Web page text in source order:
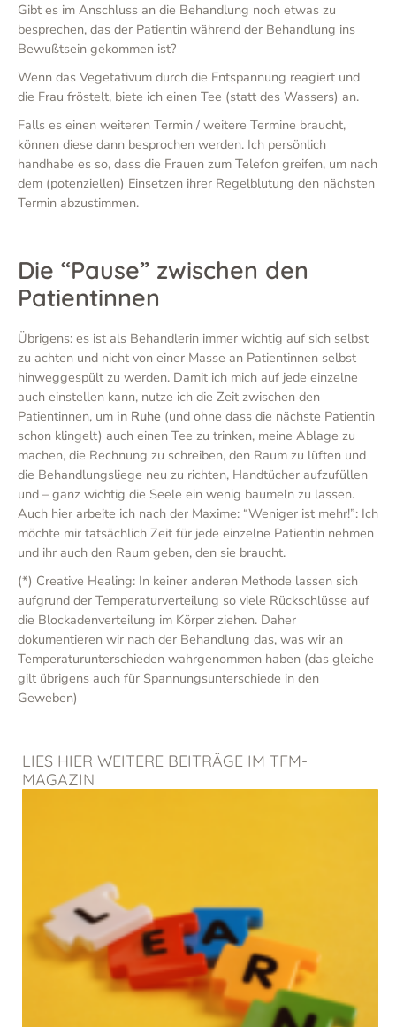
Gibt es im Anschluss an die Behandlung noch etwas zu
besprechen, das der Patientin während der Behandlung ins
Bewußtsein gekommen ist?
Wenn das Vegetativum durch die Entspannung reagiert und
die Frau fröstelt, biete ich einen Tee (statt des Wassers) an.
Falls es einen weiteren Termin / weitere Termine braucht,
können diese dann besprochen werden. Ich persönlich
handhabe es so, dass die Frauen zum Telefon greifen, um nach
dem (potenziellen) Einsetzen ihrer Regelblutung den nächsten
Termin abzustimmen.
Die “Pause” zwischen den
Patientinnen
Übrigens: es ist als Behandlerin immer wichtig auf sich selbst
zu achten und nicht von einer Masse an Patientinnen selbst
hinweggespült zu werden. Damit ich mich auf jede einzelne
auch einstellen kann, nutze ich die Zeit zwischen den
Patientinnen, um in Ruhe (und ohne dass die nächste Patientin
schon klingelt) auch einen Tee zu trinken, meine Ablage zu
machen, die Rechnung zu schreiben, den Raum zu lüften und
die Behandlungsliege neu zu richten, Handtücher aufzufüllen
und – ganz wichtig die Seele ein wenig baumeln zu lassen.
Auch hier arbeite ich nach der Maxime: “Weniger ist mehr!”: Ich
möchte mir tatsächlich Zeit für jede einzelne Patientin nehmen
und ihr auch den Raum geben, den sie braucht.
(*) Creative Healing: In keiner anderen Methode lassen sich
aufgrund der Temperaturverteilung so viele Rückschlüsse auf
die Blockadenverteilung im Körper ziehen. Daher
dokumentieren wir nach der Behandlung das, was wir an
Temperaturunterschieden wahrgenommen haben (das gleiche
gilt übrigens auch für Spannungsunterschiede in den
Geweben)
LIES HIER WEITERE BEITRÄGE IM TFM-
MAGAZIN